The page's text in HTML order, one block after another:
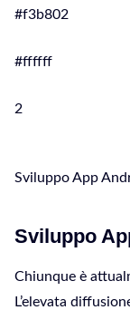
#f3b802
#ffffff
2
Sviluppo App
Sviluppo
Chiunque è
L’elevata